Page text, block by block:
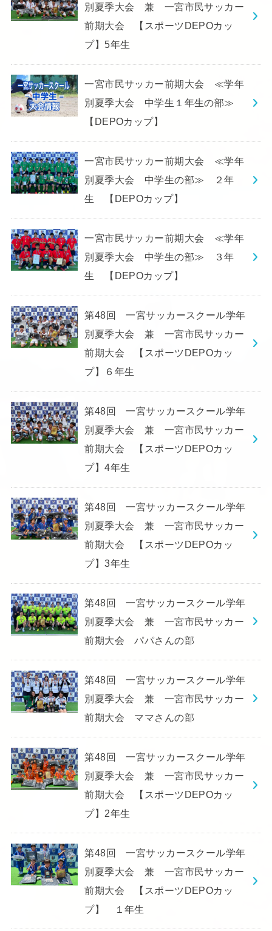
別夏季大会 兼 一宮市民サッカー
前期大会 【スポーツDEPOカッ
プ】5年生
一宮市民サッカー前期大会 ≪学年
別夏季大会 中学生１年生の部≫
【DEPOカップ】
一宮市民サッカー前期大会 ≪学年
別夏季大会 中学生の部≫ ２年
生 【DEPOカップ】
一宮市民サッカー前期大会 ≪学年
別夏季大会 中学生の部≫ ３年
生 【DEPOカップ】
第48回 一宮サッカースクール学年
別夏季大会 兼 一宮市民サッカー
前期大会 【スポーツDEPOカッ
プ】６年生
第48回 一宮サッカースクール学年
別夏季大会 兼 一宮市民サッカー
前期大会 【スポーツDEPOカッ
プ】4年生
第48回 一宮サッカースクール学年
別夏季大会 兼 一宮市民サッカー
前期大会 【スポーツDEPOカッ
プ】3年生
第48回 一宮サッカースクール学年
別夏季大会 兼 一宮市民サッカー
前期大会 パパさんの部
第48回 一宮サッカースクール学年
別夏季大会 兼 一宮市民サッカー
前期大会 ママさんの部
第48回 一宮サッカースクール学年
別夏季大会 兼 一宮市民サッカー
前期大会 【スポーツDEPOカッ
プ】2年生
第48回 一宮サッカースクール学年
別夏季大会 兼 一宮市民サッカー
前期大会 【スポーツDEPOカッ
プ】 １年生